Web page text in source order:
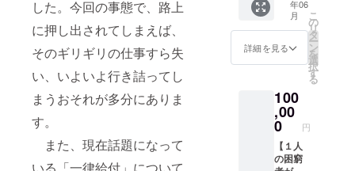
した。今回の事態で、路上
に押し出されてしまえば、
そのギリギリの仕事すら失
い、いよいよ行き詰ってし
まうおそれが多分にありま
す。
また、現在話題になって
ストハ
ウスで
半月
間、滞
在する
ことが
す】 お
礼メー
ルと本
プロ
ジェク
トの実
年06
月
詳細を見る
こ
の
リ
タ
ー
ン
を
選
択
す
る
100
,00
0 円
【１人
の困窮